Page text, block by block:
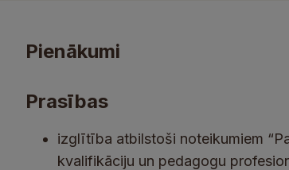
Pienākumi
Prasības
izglītība atbilstoši noteikumiem
kvalifikāciju un pedagogu